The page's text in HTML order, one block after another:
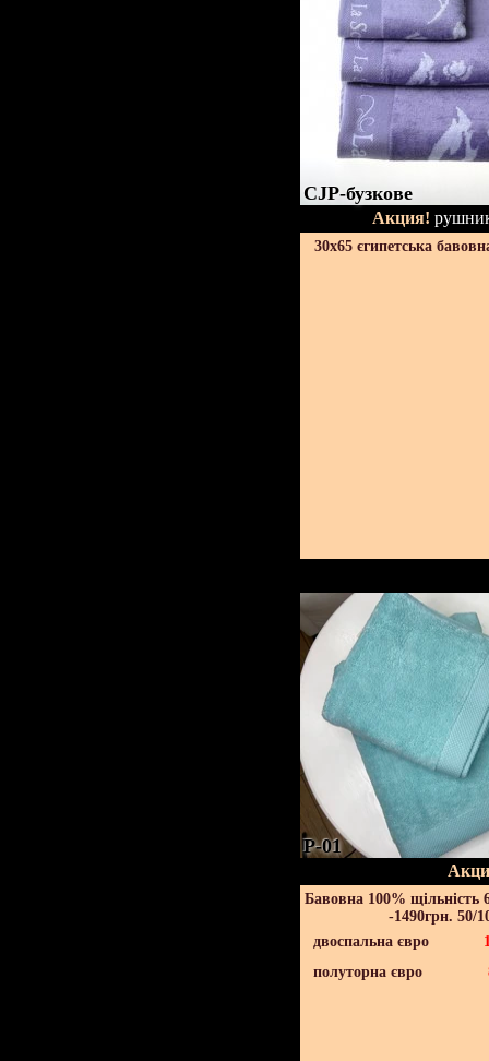
CJP-бузкове
Акция!
30х65 єгипетська
P-01
Бавовна 100% щільність
-1490грн. 50/
двоспальна євро
полуторна євро